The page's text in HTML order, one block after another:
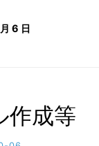
6日
作成等